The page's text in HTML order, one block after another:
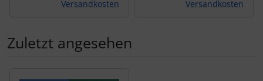
Versandkosten
Versandkosten
Zuletzt angesehen